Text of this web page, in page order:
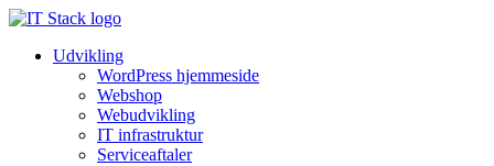
Udvikling
WordPress hjemmeside
Webshop
Webudvikling
IT infrastruktur
Serviceaftaler